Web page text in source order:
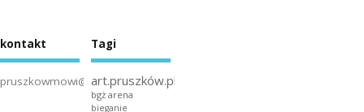
kontakt
pruszkowmowi@gmail.com
Tagi
art.pruszków.pl
bgż arena
bieganie